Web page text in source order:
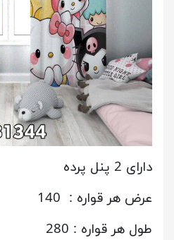
دارای 2 پنل پرده
عرض هر قواره : 140
طول هر قواره : 280